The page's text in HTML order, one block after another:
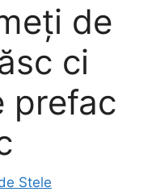
de
ci
prefac
Stele